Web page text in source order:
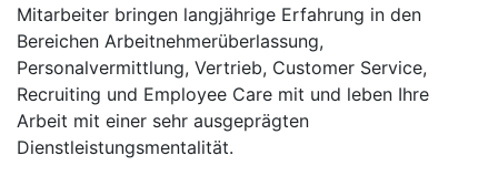
Mitarbeiter bringen langjährige Erfahrung in den
Bereichen Arbeitnehmerüberlassung,
Personalvermittlung, Vertrieb, Customer Service,
Recruiting und Employee Care mit und leben Ihre
Arbeit mit einer sehr ausgeprägten
Dienstleistungsmentalität.